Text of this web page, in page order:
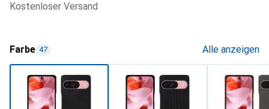
kostenloser Versand
Farbe 47 Alle anzeigen